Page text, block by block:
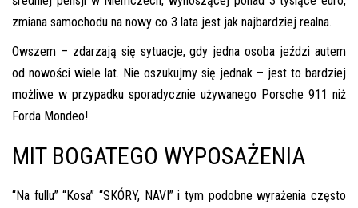
zmiana samochodu na nowy co 3 lata jest jak najbardziej realna.
Owszem – zdarzają się sytuacje, gdy jedna osoba jeździ autem
od nowości wiele lat. Nie oszukujmy się jednak – jest to bardziej
możliwe w przypadku sporadycznie używanego Porsche 911 niż
Forda Mondeo!
MIT BOGATEGO WYPOSAŻENIA
“Na fullu” “Kosa” “SKÓRY, NAVI” i tym podobne wyrażenia często